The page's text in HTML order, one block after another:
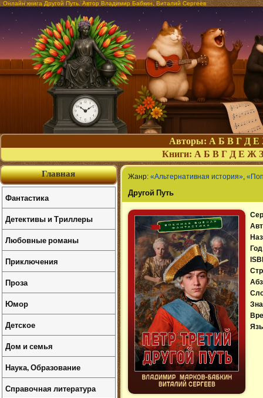
Онлайн книга Другой Путь. Автор Владимир Бабкин, Виталий Сергеев
Авторы: А Б В Г Д Е
Книги: А Б В Г Д Е Ж З
Жанр: «Альтернативная история»,
Другой Путь
Главная
Фантастика
Детективы и Триллеры
Любовные романы
Приключения
Проза
Юмор
Детское
Дом и семья
Наука, Образование
Справочная литература